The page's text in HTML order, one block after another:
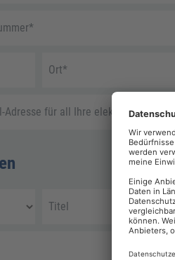
*
Ort*
Adresse für all Ihre elektronische
Titel